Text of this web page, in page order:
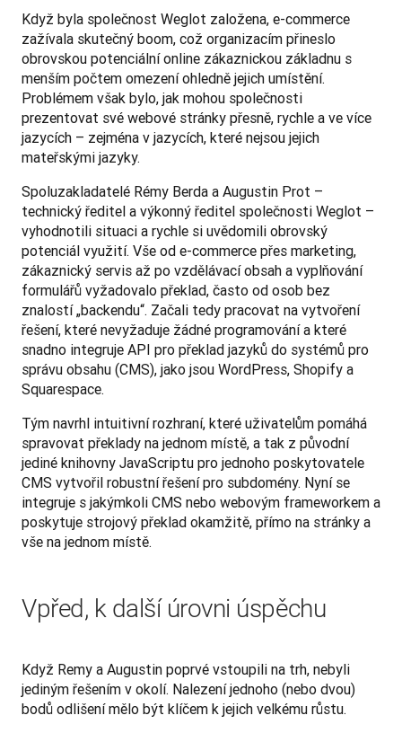
Když byla společnost Weglot založena, e-commerce
zažívala skutečný boom, což organizacím přineslo
obrovskou potenciální online zákaznickou základnu s
menším počtem omezení ohledně jejich umístění.
Problémem však bylo, jak mohou společnosti
prezentovat své webové stránky přesně, rychle a ve více
jazycích – zejména v jazycích, které nejsou jejich
mateřskými jazyky.
Spoluzakladatelé Rémy Berda a Augustin Prot –
technický ředitel a výkonný ředitel společnosti Weglot –
vyhodnotili situaci a rychle si uvědomili obrovský
potenciál využití. Vše od e-commerce přes marketing,
zákaznický servis až po vzdělávací obsah a vyplňování
formulářů vyžadovalo překlad, často od osob bez
znalostí „backendu“. Začali tedy pracovat na vytvoření
řešení, které nevyžaduje žádné programování a které
snadno integruje API pro překlad jazyků do systémů pro
správu obsahu (CMS), jako jsou WordPress, Shopify a
Squarespace.
Tým navrhl intuitivní rozhraní, které uživatelům pomáhá
spravovat překlady na jednom místě, a tak z původní
jediné knihovny JavaScriptu pro jednoho poskytovatele
CMS vytvořil robustní řešení pro subdomény. Nyní se
integruje s jakýmkoli CMS nebo webovým frameworkem a
poskytuje strojový překlad okamžitě, přímo na stránky a
vše na jednom místě.
Vpřed, k další úrovni úspěchu
Když Remy a Augustin poprvé vstoupili na trh, nebyli
jediným řešením v okolí. Nalezení jednoho (nebo dvou)
bodů odlišení mělo být klíčem k jejich velkému růstu.